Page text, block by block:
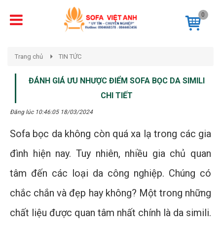
0
Trang chủ TIN TỨC
ĐÁNH GIÁ ƯU NHƯỢC ĐIỂM SOFA BỌC DA SIMILI
CHI TIẾT
Đăng lúc 10:46:05 18/03/2024
Sofa bọc da không còn quá xa lạ trong các gia
đình hiện nay. Tuy nhiên, nhiều gia chủ quan
tâm đến các loại da công nghiệp. Chúng có
chắc chắn và đẹp hay không? Một trong những
chất liệu được quan tâm nhất chính là da simili.